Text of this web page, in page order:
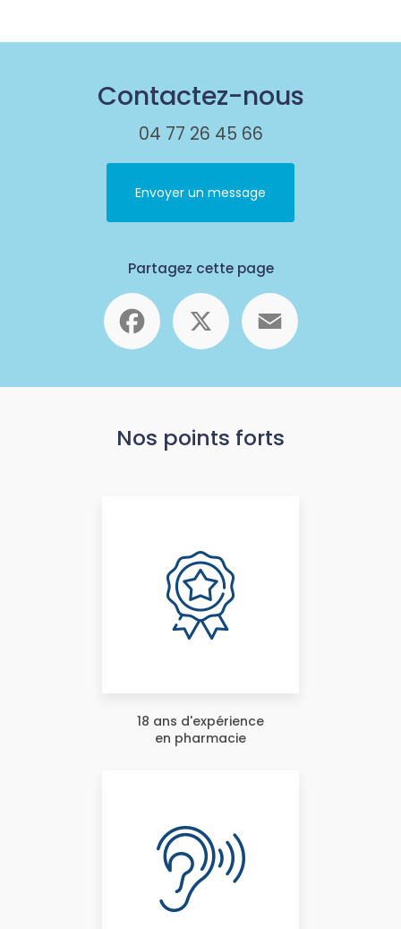
Contactez-nous
04 77 26 45 66
Envoyer un message
Partagez cette page
Facebook
Nos points forts
18 ans d'expérience
en pharmacie